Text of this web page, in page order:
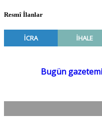
Resmî İlanlar